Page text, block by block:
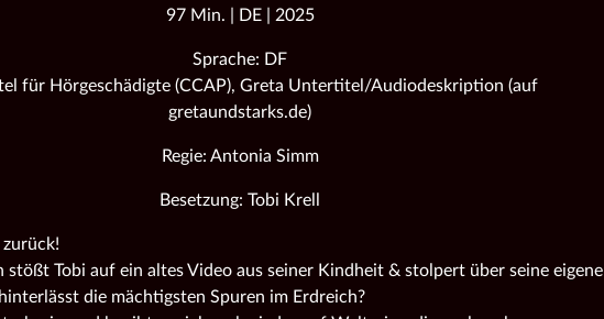
97 Min. | DE | 2025
Sprache: DF
für Hörgeschädigte (CCAP), Greta Untertitel/Audiodeskription (auf
gretaundstarks.de)
Regie: Antonia Simm
Besetzung: Tobi Krell
stößt Tobi auf ein altes Video aus seiner Kindheit & stolpert über seine eigene
die mächtigsten Spuren im Erdreich?